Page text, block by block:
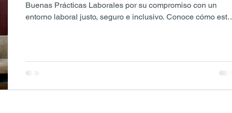
Buenas Prácticas Laborales por su compromiso con un
entorno laboral justo, seguro e inclusivo. Conoce cómo este